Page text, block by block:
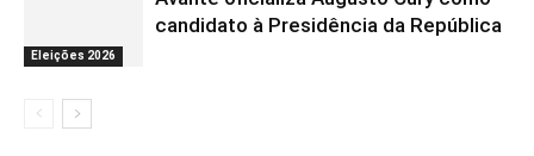
Eleições 2026
candidato à Presidência da República